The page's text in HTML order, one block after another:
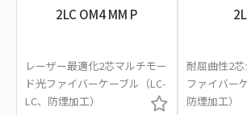
2LC OM4 MM P
レーザー最適化2芯マルチモー
ド光ファイバーケーブル（LC-
LC、防煙加工）
耐屈曲性2
ファイバー
防煙加工）